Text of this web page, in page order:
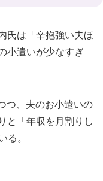
氏は「辛抱強い夫ほ
小遣いが少なすぎ
つ、夫のお小遣いの
と「年収を月割りし
る。